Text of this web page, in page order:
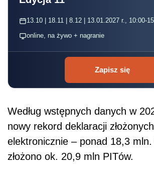
13.10 | 18.11 | 8.12 | 13.01.2027 r., 10:00-
online, na żywo + nagranie
Zapisz się
Według wstępnych danych w
nowy rekord deklaracji złożonych
elektronicznie – ponad 18,3 mln.
złożono ok. 20,9 mln PITów.